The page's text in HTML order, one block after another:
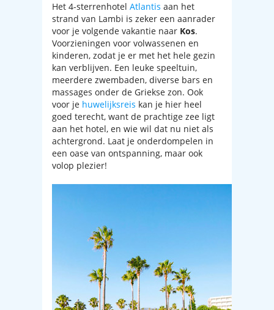
Het 4-sterrenhotel Atlantis aan het
strand van Lambi is zeker een aanrader
voor je volgende vakantie naar Kos.
Voorzieningen voor volwassenen en
kinderen, zodat je er met het hele gezin
kan verblijven. Een leuke speeltuin,
meerdere zwembaden, diverse bars en
massages onder de Griekse zon. Ook
voor je huwelijksreis kan je hier heel
goed terecht, want de prachtige zee ligt
aan het hotel, en wie wil dat nu niet als
achtergrond. Laat je onderdompelen in
een oase van ontspanning, maar ook
volop plezier!